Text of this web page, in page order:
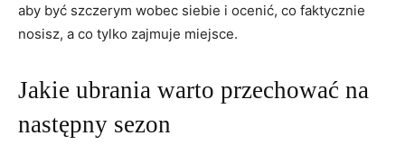
aby być‍ szczerym wobec siebie i ocenić,⁢ co faktycznie
nosisz, a co tylko zajmuje miejsce.
Jakie ubrania warto przechować na
następny sezon